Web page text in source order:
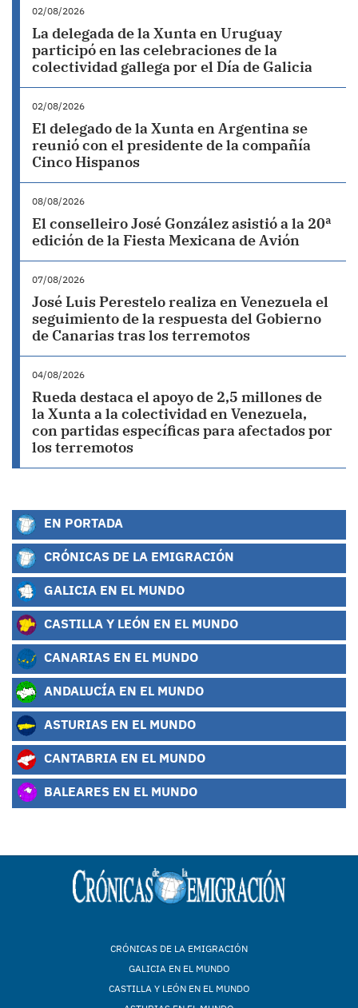
02/08/2026
La delegada de la Xunta en Uruguay
participó en las celebraciones de la
colectividad gallega por el Día de Galicia
02/08/2026
El delegado de la Xunta en Argentina se
reunió con el presidente de la compañía
Cinco Hispanos
08/08/2026
El conselleiro José González asistió a la 20ª
edición de la Fiesta Mexicana de Avión
07/08/2026
José Luis Perestelo realiza en Venezuela el
seguimiento de la respuesta del Gobierno
de Canarias tras los terremotos
04/08/2026
Rueda destaca el apoyo de 2,5 millones de
la Xunta a la colectividad en Venezuela,
con partidas específicas para afectados por
los terremotos
EN PORTADA
CRÓNICAS DE LA EMIGRACIÓN
GALICIA EN EL MUNDO
CASTILLA Y LEÓN EN EL MUNDO
CANARIAS EN EL MUNDO
ANDALUCÍA EN EL MUNDO
ASTURIAS EN EL MUNDO
CANTABRIA EN EL MUNDO
BALEARES EN EL MUNDO
CRÓNICAS DE LA EMIGRACIÓN
GALICIA EN EL MUNDO
CASTILLA Y LEÓN EN EL MUNDO